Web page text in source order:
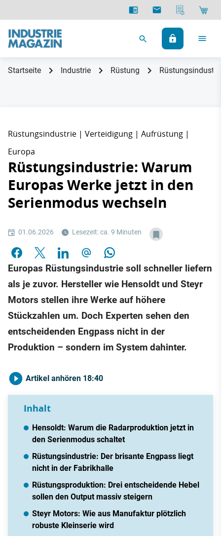
Startseite Industrie Rüstung
Rüstungsindustrie | Verteidigung | Aufrüstung |
Europa
Rüstungsindustrie: Warum
Europas Werke jetzt in den
Serienmodus wechseln
01.06.2026 Lesezeit: ca. 9 Minuten
Europas Rüstungsindustrie soll schneller liefern
als je zuvor. Hersteller wie Hensoldt und Steyr
Motors stellen ihre Werke auf höhere
Stückzahlen um. Doch Experten sehen den
entscheidenden Engpass nicht in der
Produktion – sondern im System dahinter.
Artikel anhören 18:40
Inhalt
Hensoldt: Warum die Radarproduktion jetzt in
den Serienmodus schaltet
Rüstungsindustrie: Der brisante Engpass liegt
nicht in der Fabrikhalle
Rüstungsproduktion: Drei entscheidende Hebel
sollen den Output massiv steigern
Steyr Motors: Wie aus Manufaktur plötzlich
robuste Kleinserie wird